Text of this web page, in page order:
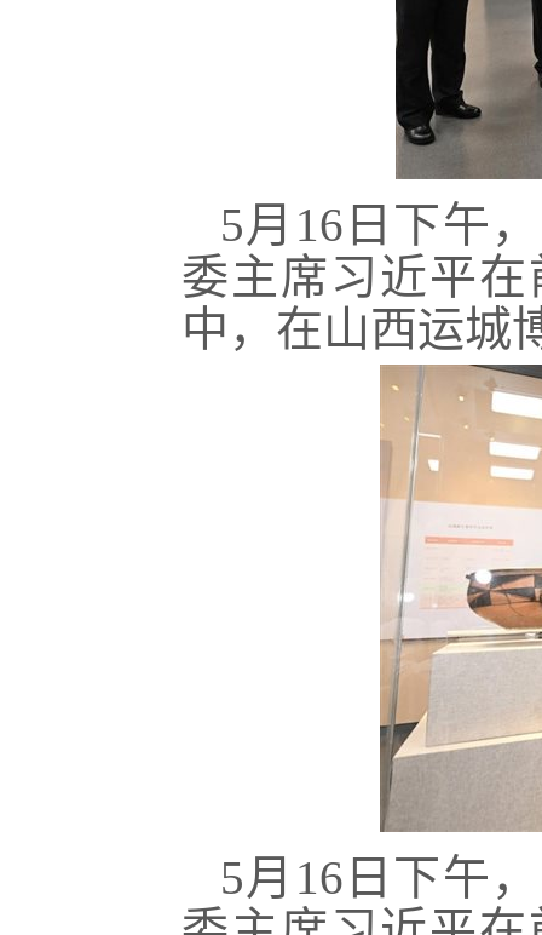
5月16日下午
委主席习近平
中，在山西运城
5月16日下午